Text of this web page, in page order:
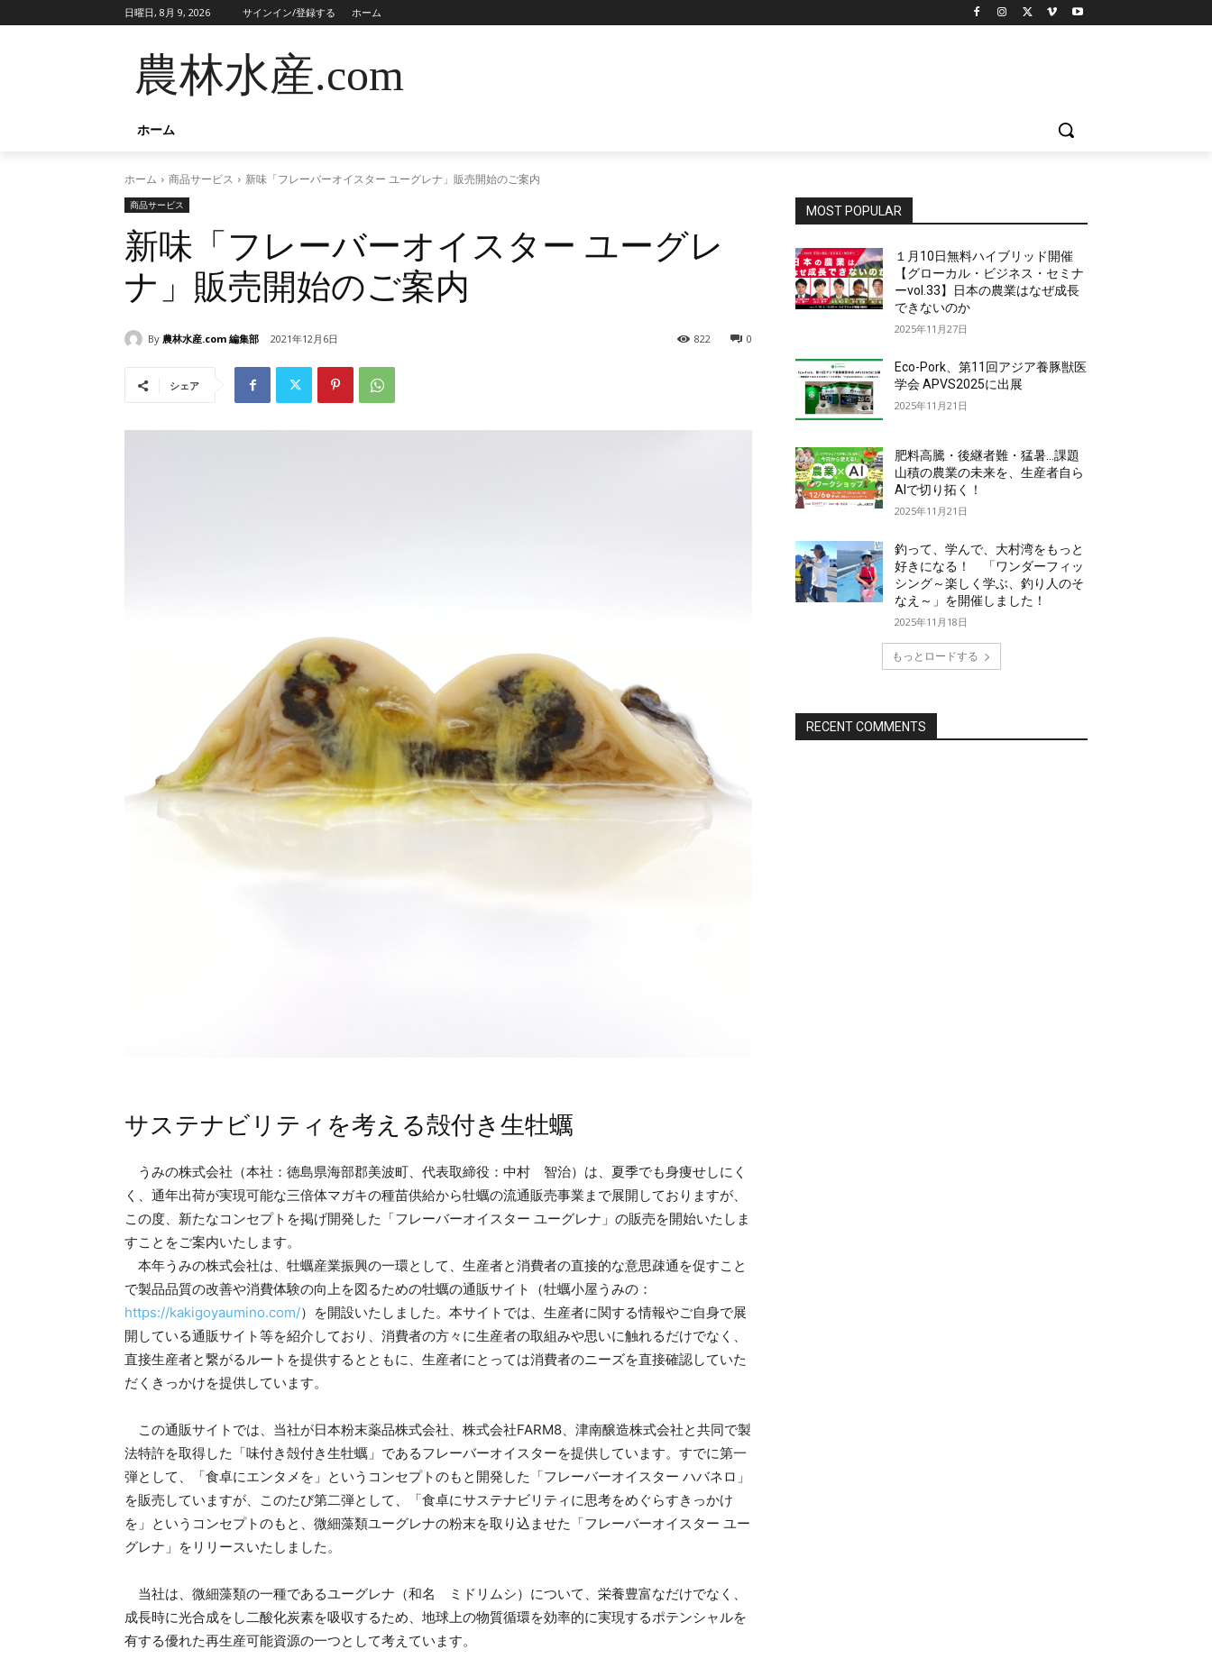
日曜日, 8月 9, 2026 サインイン/登録する ホーム
農林水産.com
ホーム
ホーム 商品サービス 新味「フレーバーオイスター ユーグレナ」販売開始のご案内
商品サービス
新味「フレーバーオイスター ユーグレ
ナ」販売開始のご案内
By 農林水産.com 編集部 2021年12月6日 0
822
シェア
サステナビリティを考える殻付き生牡蠣
うみの株式会社（本社：徳島県海部郡美波町、代表取締役：中村 智治）は、夏季でも身痩せしにく
く、通年出荷が実現可能な三倍体マガキの種苗供給から牡蠣の流通販売事業まで展開しておりますが、
この度、新たなコンセプトを掲げ開発した「フレーバーオイスター ユーグレナ」の販売を開始いたしま
すことをご案内いたします。
本年うみの株式会社は、牡蠣産業振興の一環として、生産者と消費者の直接的な意思疎通を促すこと
で製品品質の改善や消費体験の向上を図るための牡蠣の通販サイト（牡蠣小屋うみの：
https://kakigoyaumino.com/）を開設いたしました。本サイトでは、生産者に関する情報やご自身で展
開している通販サイト等を紹介しており、消費者の方々に生産者の取組みや思いに触れるだけでなく、
直接生産者と繋がるルートを提供するとともに、生産者にとっては消費者のニーズを直接確認していた
だくきっかけを提供しています。
この通販サイトでは、当社が日本粉末薬品株式会社、株式会社FARM8、津南醸造株式会社と共同で製
法特許を取得した「味付き殻付き生牡蠣」であるフレーバーオイスターを提供しています。すでに第一
弾として、「食卓にエンタメを」というコンセプトのもと開発した「フレーバーオイスター ハバネロ」
を販売していますが、このたび第二弾として、「食卓にサステナビリティに思考をめぐらすきっかけ
を」というコンセプトのもと、微細藻類ユーグレナの粉末を取り込ませた「フレーバーオイスター ユー
グレナ」をリリースいたしました。
当社は、微細藻類の一種であるユーグレナ（和名 ミドリムシ）について、栄養豊富なだけでなく、
成長時に光合成をし二酸化炭素を吸収するため、地球上の物質循環を効率的に実現するポテンシャルを
有する優れた再生産可能資源の一つとして考えています。
MOST POPULAR
１月10日無料ハイブリッド開催
【グローカル・ビジネス・セミナ
ーvol.33】日本の農業はなぜ成長
できないのか
2025年11月27日
Eco-Pork、第11回アジア養豚獣医
学会 APVS2025に出展
2025年11月21日
肥料高騰・後継者難・猛暑…課題
山積の農業の未来を、生産者自ら
AIで切り拓く！
2025年11月21日
釣って、学んで、大村湾をもっと
好きになる！ 「ワンダーフィッ
シング～楽しく学ぶ、釣り人のそ
なえ～」を開催しました！
2025年11月18日
もっとロードする
RECENT COMMENTS